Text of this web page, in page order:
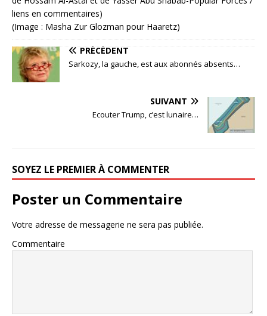
liens en commentaires)
(Image : Masha Zur Glozman pour Haaretz)
PRÉCÉDENT
Sarkozy, la gauche, est aux abonnés absents…
SUIVANT
Ecouter Trump, c’est lunaire…
SOYEZ LE PREMIER À COMMENTER
Poster un Commentaire
Votre adresse de messagerie ne sera pas publiée.
Commentaire